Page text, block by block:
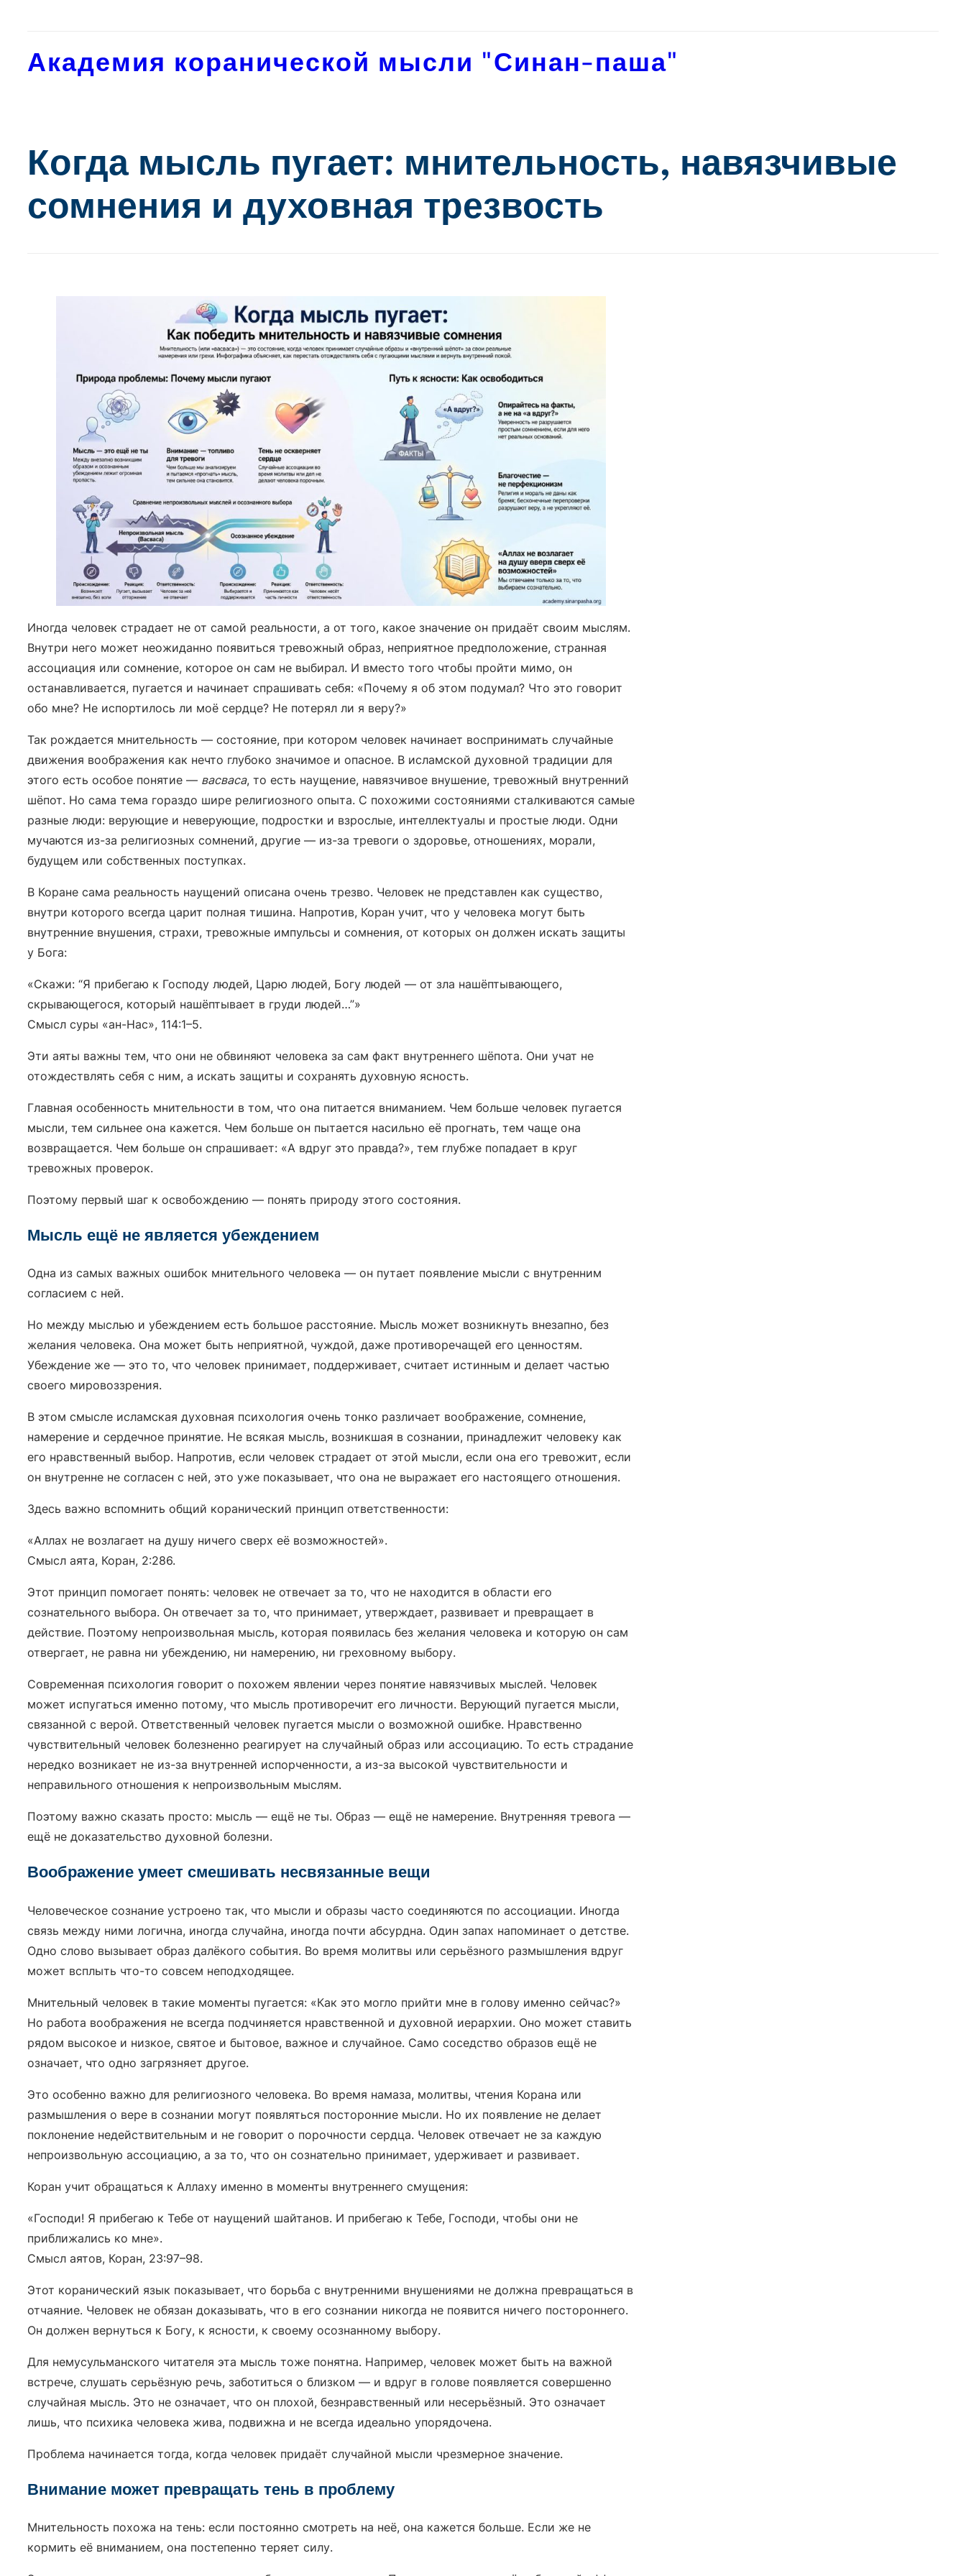
содержимому
Академия коранической мысли "Синан-паша"
Когда мысль пугает: мнительность, навязчивые
сомнения и духовная трезвость
Иногда человек страдает не от самой реальности, а от того, какое значение он придаёт своим мыслям.
Внутри него может неожиданно появиться тревожный образ, неприятное предположение, странная
ассоциация или сомнение, которое он сам не выбирал. И вместо того чтобы пройти мимо, он
останавливается, пугается и начинает спрашивать себя: «Почему я об этом подумал? Что это говорит
обо мне? Не испортилось ли моё сердце? Не потерял ли я веру?»
Так рождается мнительность — состояние, при котором человек начинает воспринимать случайные
движения воображения как нечто глубоко значимое и опасное. В исламской духовной традиции для
этого есть особое понятие — васваса, то есть наущение, навязчивое внушение, тревожный внутренний
шёпот. Но сама тема гораздо шире религиозного опыта. С похожими состояниями сталкиваются самые
разные люди: верующие и неверующие, подростки и взрослые, интеллектуалы и простые люди. Одни
мучаются из-за религиозных сомнений, другие — из-за тревоги о здоровье, отношениях, морали,
будущем или собственных поступках.
В Коране сама реальность наущений описана очень трезво. Человек не представлен как существо,
внутри которого всегда царит полная тишина. Напротив, Коран учит, что у человека могут быть
внутренние внушения, страхи, тревожные импульсы и сомнения, от которых он должен искать защиты
у Бога:
«Скажи: “Я прибегаю к Господу людей, Царю людей, Богу людей — от зла нашёптывающего,
скрывающегося, который нашёптывает в груди людей…”»
Смысл суры «ан-Нас», 114:1–5.
Эти аяты важны тем, что они не обвиняют человека за сам факт внутреннего шёпота. Они учат не
отождествлять себя с ним, а искать защиты и сохранять духовную ясность.
Главная особенность мнительности в том, что она питается вниманием. Чем больше человек пугается
мысли, тем сильнее она кажется. Чем больше он пытается насильно её прогнать, тем чаще она
возвращается. Чем больше он спрашивает: «А вдруг это правда?», тем глубже попадает в круг
тревожных проверок.
Поэтому первый шаг к освобождению — понять природу этого состояния.
Мысль ещё не является убеждением
Одна из самых важных ошибок мнительного человека — он путает появление мысли с внутренним
согласием с ней.
Но между мыслью и убеждением есть большое расстояние. Мысль может возникнуть внезапно, без
желания человека. Она может быть неприятной, чуждой, даже противоречащей его ценностям.
Убеждение же — это то, что человек принимает, поддерживает, считает истинным и делает частью
своего мировоззрения.
В этом смысле исламская духовная психология очень тонко различает воображение, сомнение,
намерение и сердечное принятие. Не всякая мысль, возникшая в сознании, принадлежит человеку как
его нравственный выбор. Напротив, если человек страдает от этой мысли, если она его тревожит, если
он внутренне не согласен с ней, это уже показывает, что она не выражает его настоящего отношения.
Здесь важно вспомнить общий коранический принцип ответственности:
«Аллах не возлагает на душу ничего сверх её возможностей».
Смысл аята, Коран, 2:286.
Этот принцип помогает понять: человек не отвечает за то, что не находится в области его
сознательного выбора. Он отвечает за то, что принимает, утверждает, развивает и превращает в
действие. Поэтому непроизвольная мысль, которая появилась без желания человека и которую он сам
отвергает, не равна ни убеждению, ни намерению, ни греховному выбору.
Современная психология говорит о похожем явлении через понятие навязчивых мыслей. Человек
может испугаться именно потому, что мысль противоречит его личности. Верующий пугается мысли,
связанной с верой. Ответственный человек пугается мысли о возможной ошибке. Нравственно
чувствительный человек болезненно реагирует на случайный образ или ассоциацию. То есть страдание
нередко возникает не из-за внутренней испорченности, а из-за высокой чувствительности и
неправильного отношения к непроизвольным мыслям.
Поэтому важно сказать просто: мысль — ещё не ты. Образ — ещё не намерение. Внутренняя тревога —
ещё не доказательство духовной болезни.
Воображение умеет смешивать несвязанные вещи
Человеческое сознание устроено так, что мысли и образы часто соединяются по ассоциации. Иногда
связь между ними логична, иногда случайна, иногда почти абсурдна. Один запах напоминает о детстве.
Одно слово вызывает образ далёкого события. Во время молитвы или серьёзного размышления вдруг
может всплыть что-то совсем неподходящее.
Мнительный человек в такие моменты пугается: «Как это могло прийти мне в голову именно сейчас?»
Но работа воображения не всегда подчиняется нравственной и духовной иерархии. Оно может ставить
рядом высокое и низкое, святое и бытовое, важное и случайное. Само соседство образов ещё не
означает, что одно загрязняет другое.
Это особенно важно для религиозного человека. Во время намаза, молитвы, чтения Корана или
размышления о вере в сознании могут появляться посторонние мысли. Но их появление не делает
поклонение недействительным и не говорит о порочности сердца. Человек отвечает не за каждую
непроизвольную ассоциацию, а за то, что он сознательно принимает, удерживает и развивает.
Коран учит обращаться к Аллаху именно в моменты внутреннего смущения:
«Господи! Я прибегаю к Тебе от наущений шайтанов. И прибегаю к Тебе, Господи, чтобы они не
приближались ко мне».
Смысл аятов, Коран, 23:97–98.
Этот коранический язык показывает, что борьба с внутренними внушениями не должна превращаться в
отчаяние. Человек не обязан доказывать, что в его сознании никогда не появится ничего постороннего.
Он должен вернуться к Богу, к ясности, к своему осознанному выбору.
Для немусульманского читателя эта мысль тоже понятна. Например, человек может быть на важной
встрече, слушать серьёзную речь, заботиться о близком — и вдруг в голове появляется совершенно
случайная мысль. Это не означает, что он плохой, безнравственный или несерьёзный. Это означает
лишь, что психика человека жива, подвижна и не всегда идеально упорядочена.
Проблема начинается тогда, когда человек придаёт случайной мысли чрезмерное значение.
Внимание может превращать тень в проблему
Мнительность похожа на тень: если постоянно смотреть на неё, она кажется больше. Если же не
кормить её вниманием, она постепенно теряет силу.